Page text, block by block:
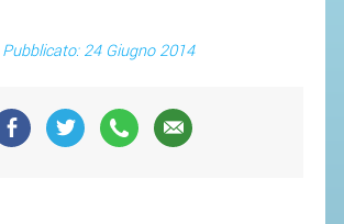
Pubblicato: 24 Giugno 2014